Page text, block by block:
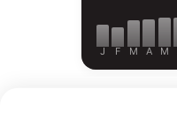
J F M A M